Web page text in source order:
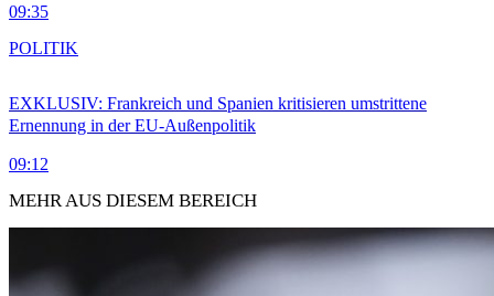
09:35
EXKLUSIV: Frankreich und Spanien kritisieren umstrittene
Ernennung in der EU-Außenpolitik
09:12
POLITIK
MEHR AUS DIESEM BEREICH